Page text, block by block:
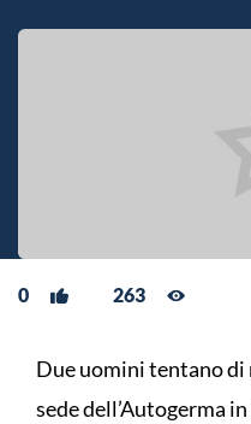
0 263
Due uomini tentano di
sede dell’Autogerma